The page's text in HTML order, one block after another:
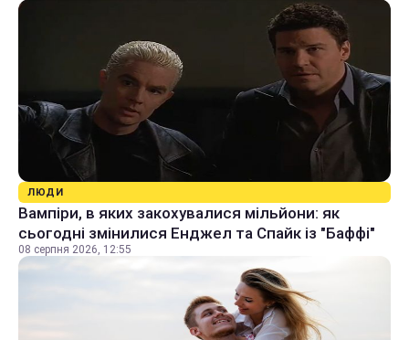
ЛЮДИ
Вампіри, в яких закохувалися мільйони: як
сьогодні змінилися Енджел та Спайк із "Баффі"
08 серпня 2026, 12:55